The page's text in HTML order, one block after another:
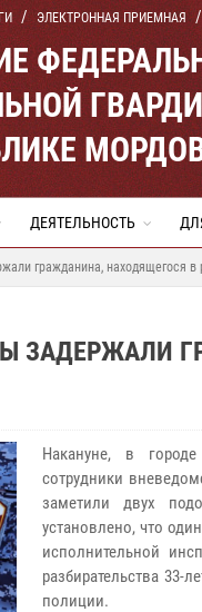
ЭЛЕКТРОННАЯ ПРИЕМНАЯ
ДЕЯТЕЛЬНОСТЬ
гражданина, находящегося в
ЗАДЕРЖАЛИ
Накануне, в
сотрудники
заметили двух
установлено, что
исполнительной
разбирательства 33-
полиции.